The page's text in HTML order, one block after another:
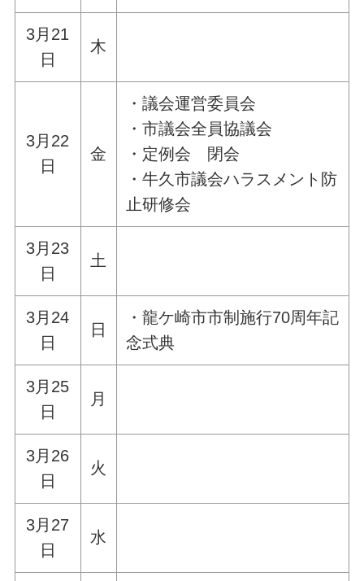
3月21
日
木
3月22
日
金
・議会運営委員会
・市議会全員協議会
・定例会 閉会
・牛久市議会ハラスメント防
止研修会
3月23
日
土
3月24
日
日
・龍ケ崎市市制施行70周年記
念式典
3月25
日
月
3月26
日
火
3月27
日
水